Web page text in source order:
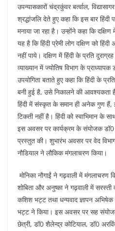
उपन्यासकारों चंद्रकुंवर बर्त्वाल,
श्रद्धांजलि देते हुए कहा कि इस बार
मनाया जा रहा है। उन्होंने कहा कि
यह है कि हिंदी प्रेमी लोग दक्षिण को
नहीं पाये। दक्षिण में हिंदी के प्रति
व्याख्यान में ज्योतिष विभाग के प्राध्यापक
उपयोगिता बताते हुए कहा कि हिंदी के
बनी हुई है, उसे निकालने की आवश्यकता
हिंदी में संस्कृत के समान ही अनेक गुण
टिकती नहीं है। हिंदी को स्वाभिमान के
इस अवसर पर कार्यक्रम के संयोजक डॉ0
प्रस्तुत की। शुभारंभ अवसर पर वेद
नौडियाल ने लौकिक मंगलाचरण किया।
मोनिका नौगाईं ने गढ़वाली में मंगलाचरण
शोबिता और अनुष्का ने गढ़वाली में
कशिश भट्ट तथा धन्यवाद ज्ञापन
भट्ट ने किया। इस अवसर पर सह
छेत्री, डॉ0 शैलेन्द्र कोटियाल, डॉ0